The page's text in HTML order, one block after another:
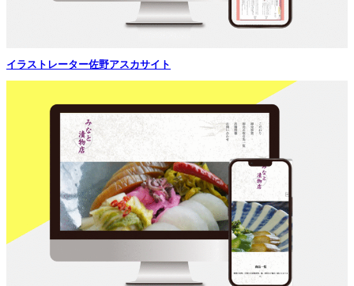
イラストレーター佐野アスカサイト